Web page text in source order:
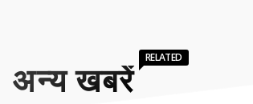
अन्य खबरें
RELATED